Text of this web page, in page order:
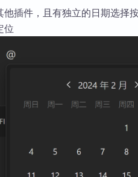
他插件，且有独立的日期选择
位